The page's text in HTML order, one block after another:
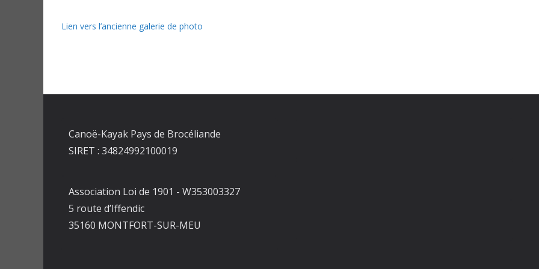
Lien vers l’ancienne galerie de photo
Canoë-Kayak Pays de Brocéliande
SIRET : 34824992100019
Association Loi de 1901 - W353003327
5 route d’Iffendic
35160 MONTFORT-SUR-MEU